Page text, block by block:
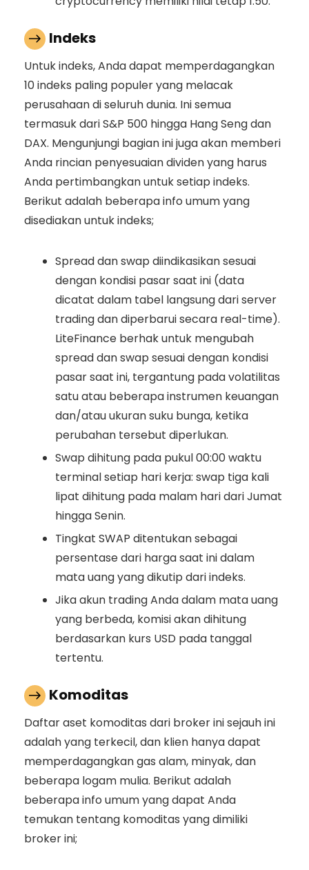
Indeks
Untuk indeks, Anda dapat memperdagangkan
10 indeks paling populer yang melacak
perusahaan di seluruh dunia. Ini semua
termasuk dari S&P 500 hingga Hang Seng dan
DAX. Mengunjungi bagian ini juga akan memberi
Anda rincian penyesuaian dividen yang harus
Anda pertimbangkan untuk setiap indeks.
Berikut adalah beberapa info umum yang
disediakan untuk indeks;
Spread dan swap diindikasikan sesuai
dengan kondisi pasar saat ini (data
dicatat dalam tabel langsung dari server
trading dan diperbarui secara real-time).
LiteFinance berhak untuk mengubah
spread dan swap sesuai dengan kondisi
pasar saat ini, tergantung pada volatilitas
satu atau beberapa instrumen keuangan
dan/atau ukuran suku bunga, ketika
perubahan tersebut diperlukan.
Swap dihitung pada pukul 00:00 waktu
terminal setiap hari kerja: swap tiga kali
lipat dihitung pada malam hari dari Jumat
hingga Senin.
Tingkat SWAP ditentukan sebagai
persentase dari harga saat ini dalam
mata uang yang dikutip dari indeks.
Jika akun trading Anda dalam mata uang
yang berbeda, komisi akan dihitung
berdasarkan kurs USD pada tanggal
tertentu.
Komoditas
Daftar aset komoditas dari broker ini sejauh ini
adalah yang terkecil, dan klien hanya dapat
memperdagangkan gas alam, minyak, dan
beberapa logam mulia. Berikut adalah
beberapa info umum yang dapat Anda
temukan tentang komoditas yang dimiliki
broker ini;